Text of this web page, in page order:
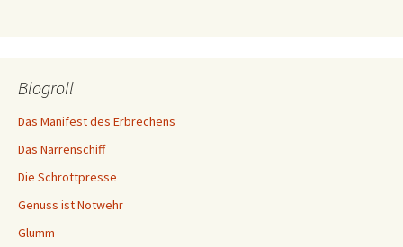
Blogroll
Das Manifest des Erbrechens
Das Narrenschiff
Die Schrottpresse
Genuss ist Notwehr
Glumm